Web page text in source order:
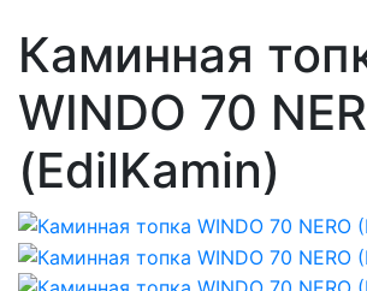
Каминная
WINDO 70
(EdilKamin)